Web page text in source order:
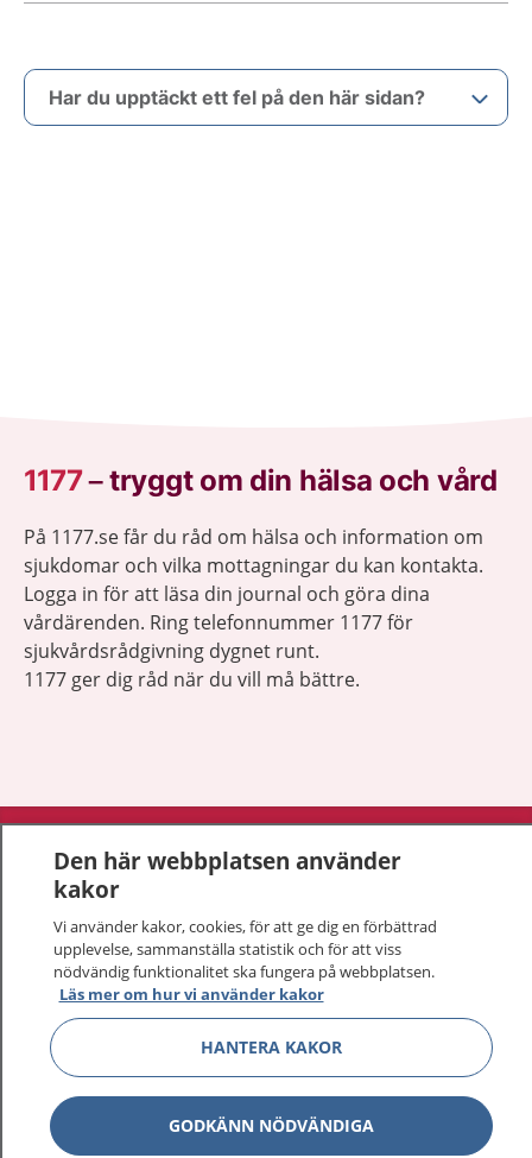
Har du upptäckt ett fel på den här sidan?
1177–tryggt om din hälsa och vård
På 1177.se får du råd om hälsa och information om
sjukdomar och vilka mottagningar du kan kontakta.
Logga in för att läsa din journal och göra dina
vårdärenden. Ring telefonnummer 1177 för
sjukvårdsrådgivning dygnet runt.
1177 ger dig råd när du vill må bättre.
Visa
Om 1177
Kontakt
Behandling av personuppgifter
Hantering av kakor
Den här webbplatsen använder
kakor
Vi använder kakor, cookies, för att ge dig en förbättrad
upplevelse, sammanställa statistik och för att viss
nödvändig funktionalitet ska fungera på webbplatsen.
Läs mer om hur vi använder kakor
HANTERA KAKOR
GODKÄNN NÖDVÄNDIGA